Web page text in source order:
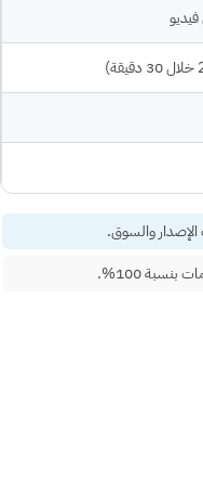
والسوق.
100%.